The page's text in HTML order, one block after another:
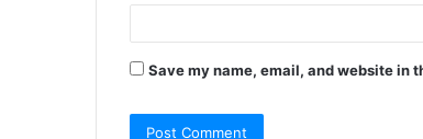
Save my name, email, and website in